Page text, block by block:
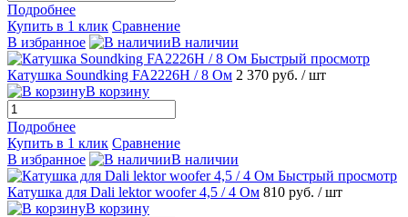
Подробнее
Купить в 1 клик Сравнение
В избранное
В наличии
Быстрый просмотр
Катушка Soundking FA2226H / 8 Ом 2 370 руб. / шт
В корзину
Подробнее
Купить в 1 клик Сравнение
В избранное
В наличии
Быстрый просмотр
Катушка для Dali lektor woofer 4,5 / 4 Ом 810 руб. / шт
В корзину